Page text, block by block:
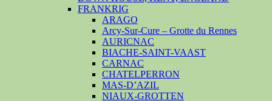
FRANKRIG
ARAGO
Arcy-Sur-Cure – Grotte du Rennes
AURICNAC
BIACHE-SAINT-VAAST
CARNAC
CHATELPERRON
MAS-D’AZIL
NIAUX-GROTTEN